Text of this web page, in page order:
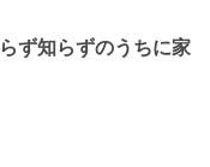
ず知らずのうちに家